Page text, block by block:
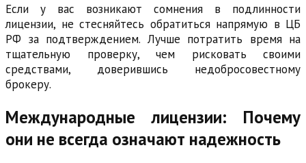
Если у вас возникают сомнения в подлинности
лицензии, не стесняйтесь обратиться напрямую в ЦБ
РФ за подтверждением. Лучше потратить время на
тщательную проверку, чем рисковать своими
средствами, доверившись недобросовестному
брокеру.
Международные лицензии: Почему
они не всегда означают надежность